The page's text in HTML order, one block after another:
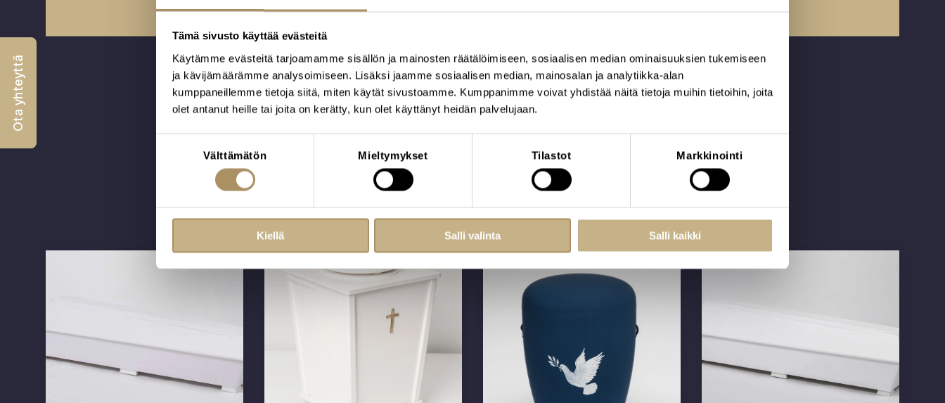
Tämä sivusto käyttää evästeitä
Käytämme evästeitä tarjoamamme sisällön ja mainosten räätälöimiseen, sosiaalisen median ominaisuuksien tukemiseen
ja kävijämäärämme analysoimiseen. Lisäksi jaamme sosiaalisen median, mainosalan ja analytiikka-alan
kumppaneillemme tietoja siitä, miten käytät sivustoamme. Kumppanimme voivat yhdistää näitä tietoja muihin tietoihin, joita
olet antanut heille tai joita on kerätty, kun olet käyttänyt heidän palvelujaan.
Välttämätön Mieltymykset Tilastot Markkinointi
Kiellä Salli valinta Salli kaikki
Lisää vaihtoehtoja
Ota yhteyttä